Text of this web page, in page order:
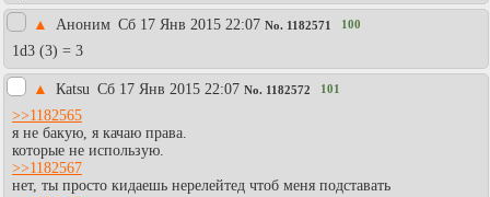
▲ Аноним Сб 17 Янв 2015 22:07 No. 1182571 100
1d3 (3) = 3
▲ Каtsu Сб 17 Янв 2015 22:07 No. 1182572 101
>>1182565
я не бакую, я качаю права.
которые не использую.
>>1182567
нет, ты просто кидаешь нерелейтед чтоб меня подставать